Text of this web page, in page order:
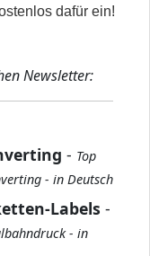
dafür ein!